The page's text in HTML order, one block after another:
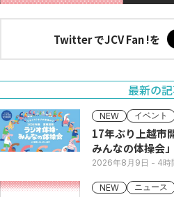
Twitter でJCV Fan !を
最新の
NEW イベント
17年ぶり上越市
みんなの体操会
2026年8月9日 - 4時
NEW ニュース